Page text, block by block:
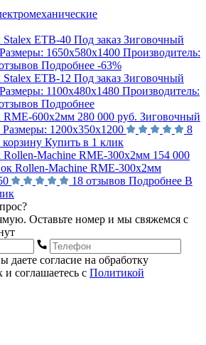
Под заказ Зиговочный
Размеры: 1650х580х1400 Производитель:
Подробнее -63%
Под заказ Зиговочный
Размеры: 1100х480х1480 Производитель:
Подробнее
280 000 руб. Зиговочный
Размеры: 1200х350х1200
8
Купить в 1 клик
154 000
Rollen-Machine RME-300x2мм
18 отзывов Подробнее В
Оставьте номер и мы свяжемся с
согласие на обработку
соглашаетесь с Политикой